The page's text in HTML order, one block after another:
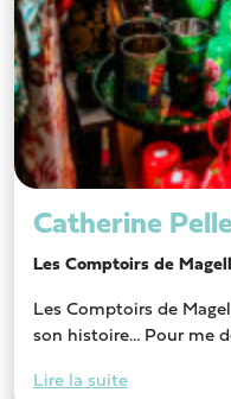
Catherine
Les Comptoirs de
Les Comptoirs de
son histoire… Pour me
Lire la suite